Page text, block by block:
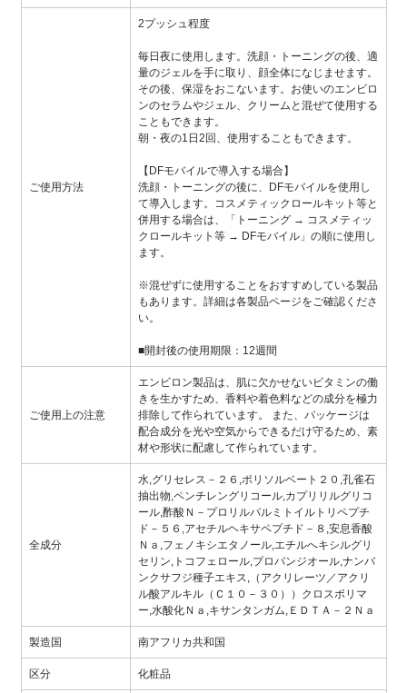
ご使用方法
2プッシュ程度
毎日夜に使用します。洗顔・トーニングの後、適
量のジェルを手に取り、顔全体になじませます。
その後、保湿をおこないます。お使いのエンビロ
ンのセラムやジェル、クリームと混ぜて使用する
こともできます。
朝・夜の1日2回、使用することもできます。
【DFモバイルで導入する場合】
洗顔・トーニングの後に、DFモバイルを使用し
て導入します。コスメティックロールキット等と
併用する場合は、「トーニング → コスメティッ
クロールキット等 → DFモバイル」の順に使用し
ます。
※混ぜずに使用することをおすすめしている製品
もあります。詳細は各製品ページをご確認くださ
い。
■開封後の使用期限：12週間
ご使用上の注意
エンビロン製品は、肌に欠かせないビタミンの働
きを生かすため、香料や着色料などの成分を極力
排除して作られています。 また、パッケージは
配合成分を光や空気からできるだけ守るため、素
材や形状に配慮して作られています。
全成分
水,グリセレス－２６,ポリソルベート２０,孔雀石
抽出物,ペンチレングリコール,カプリリルグリコ
ール,酢酸Ｎ－プロリルパルミトイルトリペプチ
ド－５６,アセチルヘキサペプチド－８,安息香酸
Ｎａ,フェノキシエタノール,エチルへキシルグリ
セリン,トコフェロール,プロパンジオール,ナンバ
ンクサフジ種子エキス,（アクリレーツ／アクリ
ル酸アルキル（Ｃ１０－３０））クロスポリマ
ー,水酸化Ｎａ,キサンタンガム,ＥＤＴＡ－２Ｎａ
製造国 南アフリカ共和国
区分 化粧品